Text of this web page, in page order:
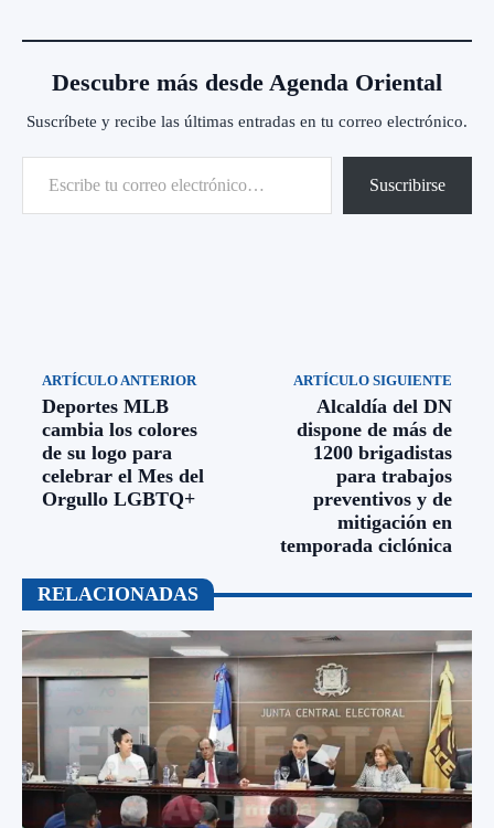
Descubre más desde Agenda Oriental
Suscríbete y recibe las últimas entradas en tu correo electrónico.
Escribe tu correo electrónico…
Suscribirse
ARTÍCULO ANTERIOR
Deportes MLB
cambia los colores
de su logo para
celebrar el Mes del
Orgullo LGBTQ+
ARTÍCULO SIGUIENTE
Alcaldía del DN
dispone de más de
1200 brigadistas
para trabajos
preventivos y de
mitigación en
temporada ciclónica
RELACIONADAS